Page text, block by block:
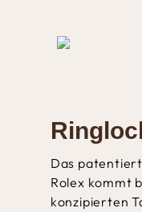
Das
Rolex kommt
konzipierten